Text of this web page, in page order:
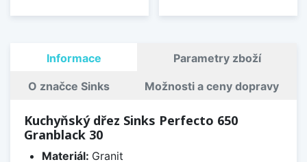
Informace Parametry zboží
O značce Sinks Možnosti a ceny dopravy
Kuchyňský dřez Sinks Perfecto 650
Granblack 30
Materiál: Granit